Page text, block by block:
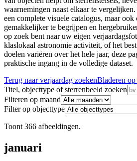
waarnemingen naast elkaar te
een complete visuele catalogus, maar
gemakkelijker te begrijpen en
op zoek bent naar uw eigen
klaslokaal astronomie activiteit, of het
doelen variëren over het hele jaar, deze
praktische ingang in de volledige dataset.
Terug naar verjaardag zoekenBladeren
Titel, objecttype of sterrenbeeld zoeken
Filteren op maand
Filter op objecttype
Toont 366 afbeeldingen.
januari